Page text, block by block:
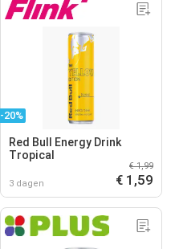
-20%
Red Bull Energy Drink
Tropical
3 dagen
€ 1,99
€ 1,59